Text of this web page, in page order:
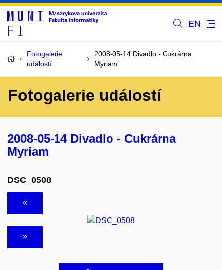
EN
Fotogalerie
událostí
2008-05-14 Divadlo - Cukrárna
Myriam
Fotogalerie událostí
2008-05-14 Divadlo - Cukrárna
Myriam
DSC_0508